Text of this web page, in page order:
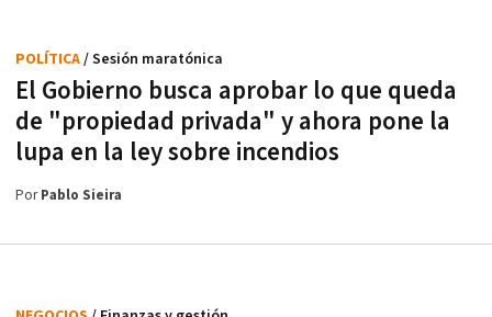
El Gobierno busca aprobar lo que queda
de "propiedad privada" y ahora pone la
lupa en la ley sobre incendios
POLÍTICA/ Sesión maratónica
PorPablo Sieira